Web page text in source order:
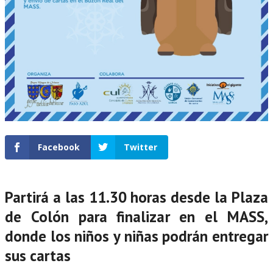
Facebook Twitter
Partirá a las 11.30 horas desde la Plaza
de Colón para finalizar en el MASS,
donde los niños y niñas podrán entregar
sus cartas